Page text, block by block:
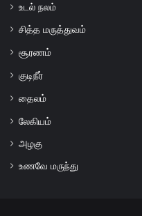
உடல் நலம்
சித்த மருத்துவம்
சூரணம்
குடிநீர்
தைலம்
லேகியம்
அழகு
உணவே மருந்து